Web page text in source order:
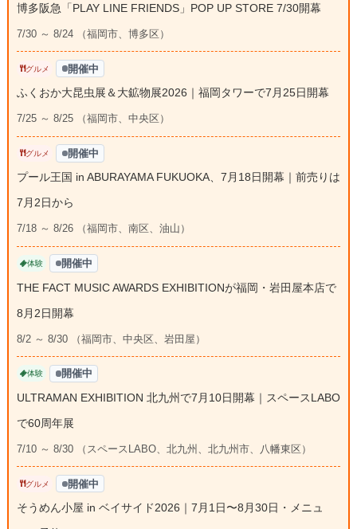
博多阪急「PLAY LINE FRIENDS」POP UP STORE 7/30開幕
7/30 ～ 8/24 （福岡市、博多区）
グルメ 開催中
ふくおか大昆虫展＆大鉱物展2026｜福岡タワーで7月25日開幕
7/25 ～ 8/25 （福岡市、中央区）
グルメ 開催中
プール王国 in ABURAYAMA FUKUOKA、7月18日開幕｜前売りは
7月2日から
7/18 ～ 8/26 （福岡市、南区、油山）
体験 開催中
THE FACT MUSIC AWARDS EXHIBITIONが福岡・岩田屋本店で
8月2日開幕
8/2 ～ 8/30 （福岡市、中央区、岩田屋）
体験 開催中
ULTRAMAN EXHIBITION 北九州で7月10日開幕｜スペースLABO
で60周年展
7/10 ～ 8/30 （スペースLABO、北九州、北九州市、八幡東区）
グルメ 開催中
そうめん小屋 in ベイサイド2026｜7月1日〜8月30日・メニュ